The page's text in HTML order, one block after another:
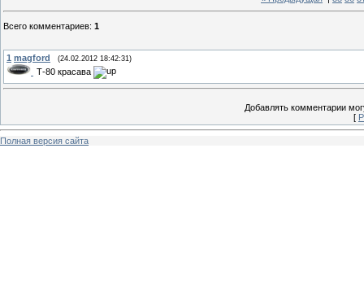
Всего комментариев: 1
1 magford (24.02.2012 18:42:31)
Т-80 красава
Добавлять комментарии
[
Полная версия сайта